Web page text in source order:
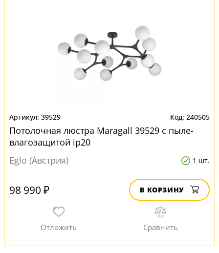
39529 240505
Потолочная люстра Maragall 39529 с пыле-
влагозащитой ip20
Eglo (Австрия)
1 шт.
98 990 ₽ В КОРЗИНУ